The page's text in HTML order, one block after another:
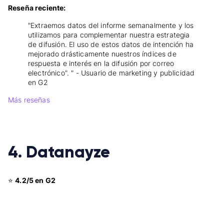
Reseña reciente:
"Extraemos datos del informe semanalmente y los
utilizamos para complementar nuestra estrategia
de difusión. El uso de estos datos de intención ha
mejorado drásticamente nuestros índices de
respuesta e interés en la difusión por correo
electrónico". " - Usuario de marketing y publicidad
en G2
Más reseñas
4. Datanayze
⭐4.2/5 en G2